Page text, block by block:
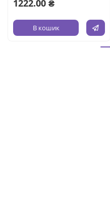
підсвічуванням
1222.00 ₴
В кошик